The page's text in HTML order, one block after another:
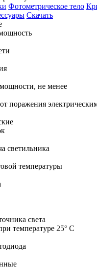
Фотометрическое тело
Скачать
не менее
поражения
светильника
температуры
света
температуре 25° С